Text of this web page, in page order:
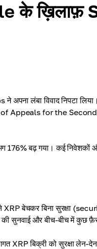
के ख़िलाफ़
लंबा विवाद निपटा
Appeals for the Second
176% बढ़ गया। कई
बेचकर बिना सुरक्षा
की सुनवाई और बीच-बीच में कुछ
बिक्री को सुरक्षा लेन-देन